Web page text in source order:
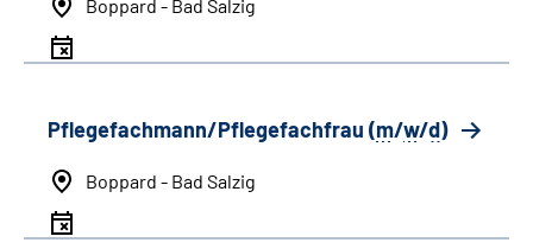
Boppard - Bad Salzig
Pflegefachmann/Pflegefachfrau (m/w/d)
Boppard - Bad Salzig